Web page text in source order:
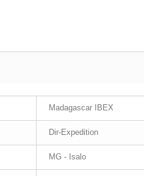
Madagascar IBEX
Dir-Expedition
MG - Isalo